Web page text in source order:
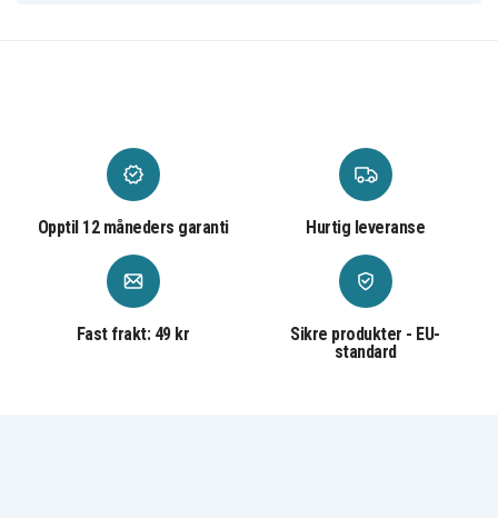
Opptil 12 måneders garanti Hurtig leveranse
Fast frakt: 49 kr
Sikre produkter - EU-
standard